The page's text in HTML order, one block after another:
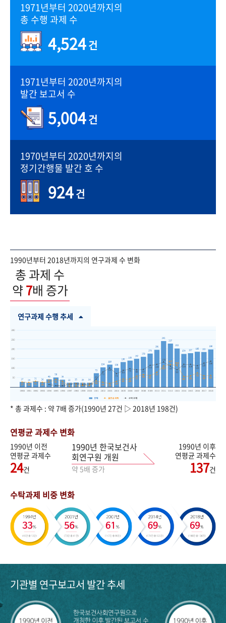
1971년부터 2020년까지의
총 수행 과제 수
4,524건
1971년부터 2020년까지의
발간 보고서 수
5,004건
1970년부터 2020년까지의
정기간행물 발간 호 수
924건
1990년부터 2018년까지의 연구과제 수 변화
총 과제 수
약7배 증가
연구과제 수행 추세
* 총 과제수 : 약 7배 증가(1990년 27건 ▷ 2018년 198건)
연평균 과제수 변화
1990년 이전
연평균 과제수
24건
1990년 한국보건사
회연구원 개원
약 5배 증가
1990년 이후
연평균 과제수
137건
수탁과제 비중 변화
기관별 연구보고서 발간 추세